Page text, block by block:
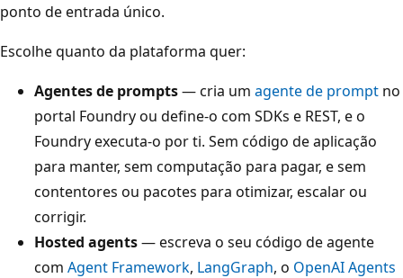
ponto de entrada único.
Escolhe quanto da plataforma quer:
Agentes de prompts— cria um agente de prompt no
portal Foundry ou define-o com SDKs e REST, e o
Foundry executa-o por ti. Sem código de aplicação
para manter, sem computação para pagar, e sem
contentores ou pacotes para otimizar, escalar ou
corrigir.
Hosted agents— escreva o seu código de agente
com Agent Framework, LangGraph, o OpenAI Agents